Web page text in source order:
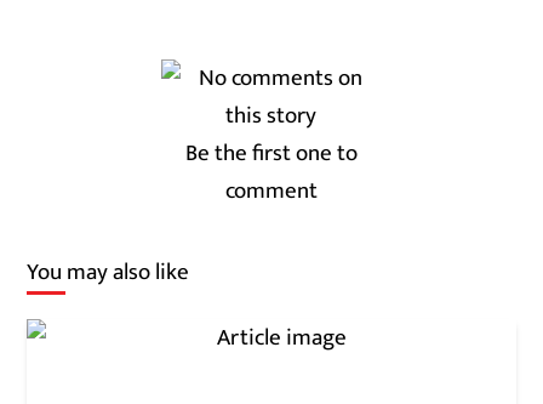
Be the first one to
comment
You may also like